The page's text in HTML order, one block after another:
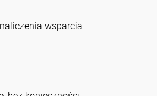
wsparcia.